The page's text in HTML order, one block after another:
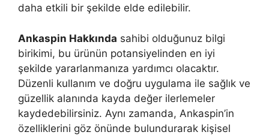
daha etkili bir şekilde elde edilebilir.
Ankaspin Hakkında sahibi olduğunuz bilgi
birikimi, bu ürünün potansiyelinden en iyi
şekilde yararlanmanıza yardımcı olacaktır.
Düzenli kullanım ve doğru uygulama ile sağlık ve
güzellik alanında kayda değer ilerlemeler
kaydedebilirsiniz. Aynı zamanda, Ankaspin’in
özelliklerini göz önünde bulundurarak kişisel